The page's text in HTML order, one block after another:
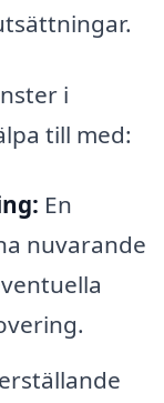
i
till med:
En
nuvarande